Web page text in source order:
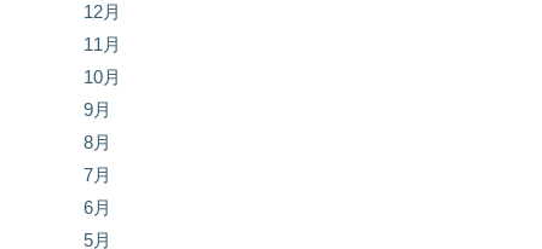
12月
11月
10月
9月
8月
7月
6月
5月